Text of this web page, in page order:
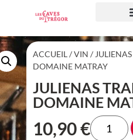
ACCUEIL /VIN /
DOMAINE MATRAY
JULIENAS
DOMAINE
10,90€